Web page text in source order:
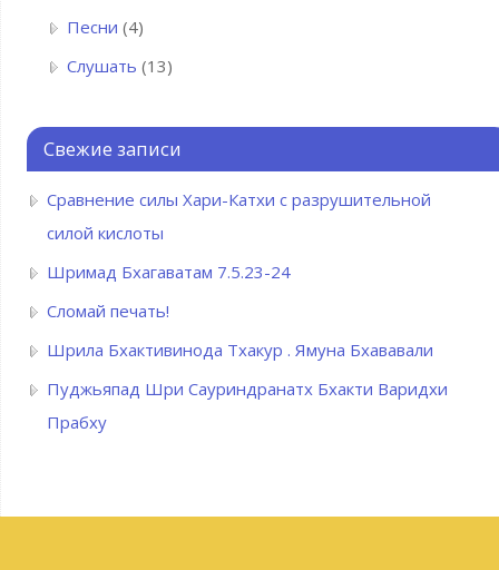
Песни (4)
Слушать (13)
Свежие записи
Сравнение силы Хари-Катхи с разрушительной
силой кислоты
Шримад Бхагаватам 7.5.23-24
Сломай печать!
Шрила Бхактивинода Тхакур . Ямуна Бхававали
Пуджьяпад Шри Сауриндранатх Бхакти Варидхи
Прабху